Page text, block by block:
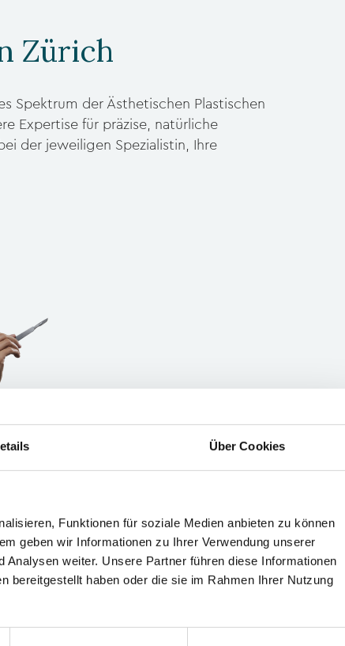
Über Cookies
Funktionen für soziale Medien anbieten zu können
geben wir Informationen zu Ihrer Verwendung unserer
weiter. Unsere Partner führen diese Informationen
bereitgestellt haben oder die sie im Rahmen Ihrer Nutzung
Zürich
Spektrum der Ästhetischen Plastischen
Expertise für präzise, natürliche
der jeweiligen Spezialistin, Ihre